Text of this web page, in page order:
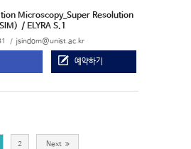
Microscopy_Super Resolution
/ ELYRA S.1
jsindom@unist.ac.kr
예약하기
2 Next